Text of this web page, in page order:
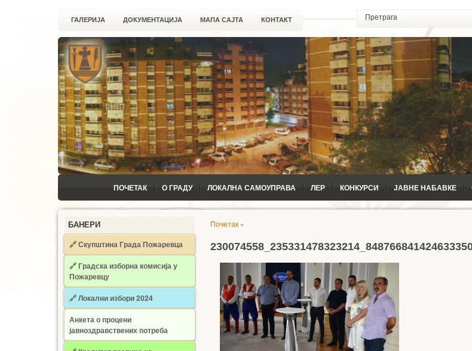
ГАЛЕРИЈА ДОКУМЕНТАЦИЈА МАПА САЈТА КОНТАКТ
ПОЧЕТАК О ГРАДУ ЛОКАЛНА САМОУПРАВА ЛЕР КОНКУРСИ ЈАВНЕ НАБАВКЕ
БАНЕРИ
🔗 Скупштина Града Пожаревца
🔗Градска изборна комисија у
Пожаревцу
🔗 Локални избори 2024
Анкета о процени
јавноздравствених потреба
Почетак »